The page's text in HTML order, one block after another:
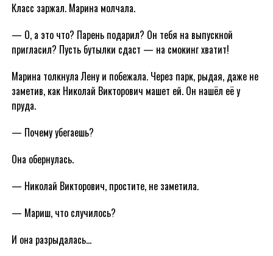
Класс заржал. Марина молчала.
— О, а это что? Парень подарил? Он тебя на выпускной
пригласил? Пусть бутылки сдаст — на смокинг хватит!
Марина толкнула Лену и побежала. Через парк, рыдая, даже не
заметив, как Николай Викторович машет ей. Он нашёл её у
пруда.
— Почему убегаешь?
Она обернулась.
— Николай Викторович, простите, не заметила.
— Мариш, что случилось?
И она разрыдалась…